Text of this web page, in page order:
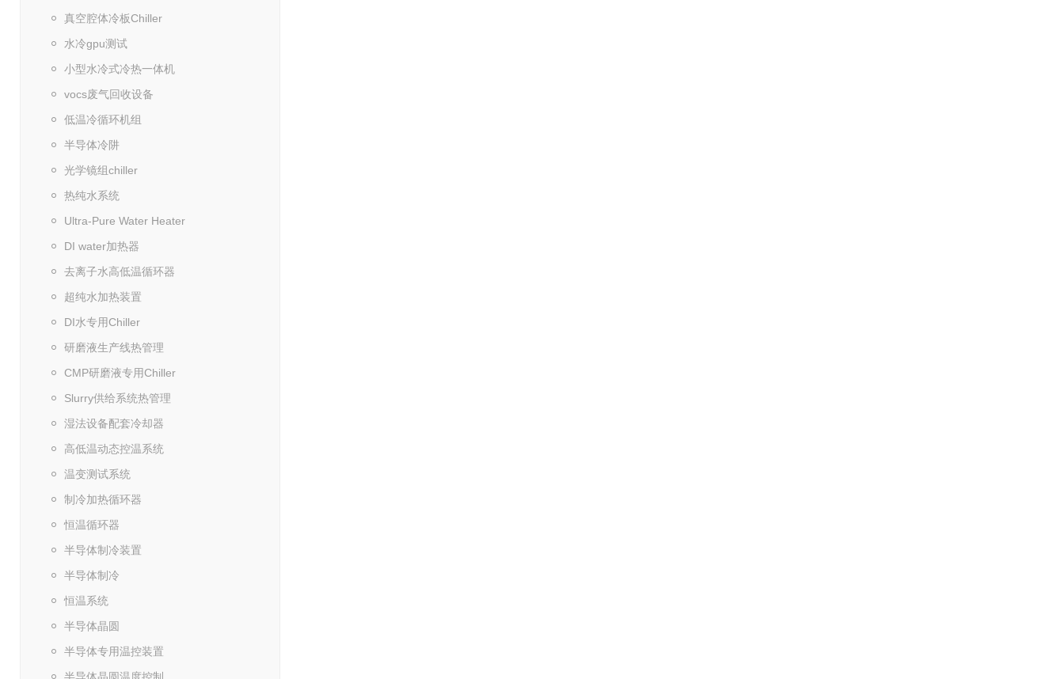
真空腔体冷板Chiller
水冷gpu测试
小型水冷式冷热一体机
vocs废气回收设备
低温冷循环机组
半导体冷阱
光学镜组chiller
热纯水系统
Ultra-Pure Water Heater
DI water加热器
去离子水高低温循环器
超纯水加热装置
DI水专用Chiller
研磨液生产线热管理
CMP研磨液专用Chiller
Slurry供给系统热管理
湿法设备配套冷却器
高低温动态控温系统
温变测试系统
制冷加热循环器
恒温循环器
半导体制冷装置
半导体制冷
恒温系统
半导体晶圆
半导体专用温控装置